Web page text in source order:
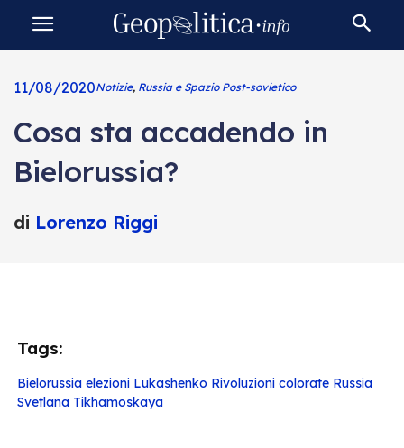
11/08/2020Notizie, Russia e Spazio Post-sovietico
Cosa sta accadendo in
Bielorussia?
di Lorenzo Riggi
Tags:
Bielorussia elezioni Lukashenko Rivoluzioni colorate Russia
Svetlana Tikhamoskaya